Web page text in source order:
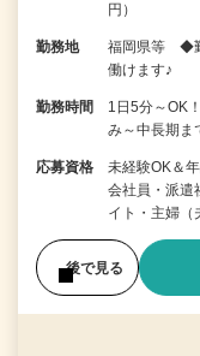
円）
勤務地
福岡県等 ◆勤
働けます♪
勤務時間
1日5分～OK
み～中長期
応募資格
未経験OK＆
会社員・派遣
イト・主婦
後で見る